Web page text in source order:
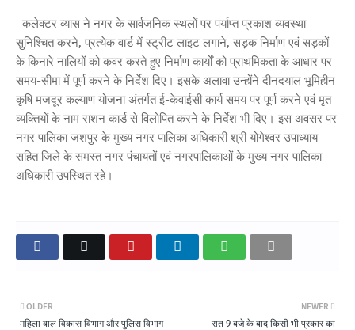
कलेक्टर व्यास ने नगर के सार्वजनिक स्थलों पर पर्याप्त प्रकाश व्यवस्था
सुनिश्चित करने, प्रत्येक वार्ड में स्ट्रीट लाइट लगाने, सड़क निर्माण एवं सड़कों
के किनारे नालियों को कवर करते हुए निर्माण कार्यों को प्राथमिकता के आधार पर
समय-सीमा में पूर्ण करने के निर्देश दिए। इसके अलावा उन्होंने दीनदयाल भूमिहीन
कृषि मजदूर कल्याण योजना अंतर्गत ई-केवाईसी कार्य समय पर पूर्ण करने एवं मृत
व्यक्तियों के नाम राशन कार्ड से विलोपित करने के निर्देश भी दिए। इस अवसर पर
नगर पालिका जशपुर के मुख्य नगर पालिका अधिकारी श्री योगेश्वर उपाध्याय
सहित जिले के समस्त नगर पंचायतों एवं नगरपालिकाओं के मुख्य नगर पालिका
अधिकारी उपस्थित रहे।
NEWER
रात 9 बजे के बाद किसी भी प्रकार का
OLDER
महिला बाल विकास विभाग और पुलिस विभाग